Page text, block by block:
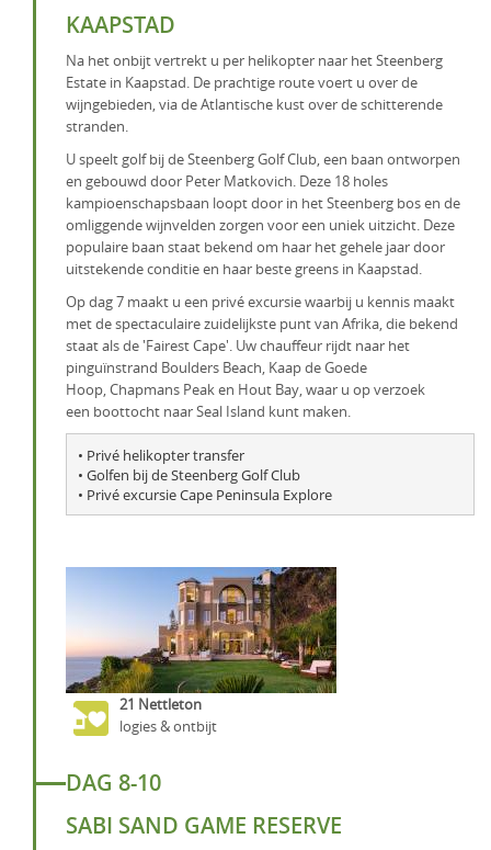
KAAPSTAD
Na het onbijt vertrekt u per helikopter naar het Steenberg
Estate in Kaapstad. De prachtige route voert u over de
wijngebieden, via de Atlantische kust over de schitterende
stranden.
U speelt golf bij de Steenberg Golf Club, een baan ontworpen
en gebouwd door Peter Matkovich. Deze 18 holes
kampioenschapsbaan loopt door in het Steenberg bos en de
omliggende wijnvelden zorgen voor een uniek uitzicht. Deze
populaire baan staat bekend om haar het gehele jaar door
uitstekende conditie en haar beste greens in Kaapstad.
Op dag 7 maakt u een privé excursie waarbij u kennis maakt
met de spectaculaire zuidelijkste punt van Afrika, die bekend
staat als de 'Fairest Cape'. Uw chauffeur rijdt naar het
pinguïnstrand Boulders Beach, Kaap de Goede
Hoop, Chapmans Peak en Hout Bay, waar u op verzoek
een boottocht naar Seal Island kunt maken.
• Privé helikopter transfer
• Golfen bij de Steenberg Golf Club
• Privé excursie Cape Peninsula Explore
21 Nettleton
logies & ontbijt
DAG 8-10
SABI SAND GAME RESERVE